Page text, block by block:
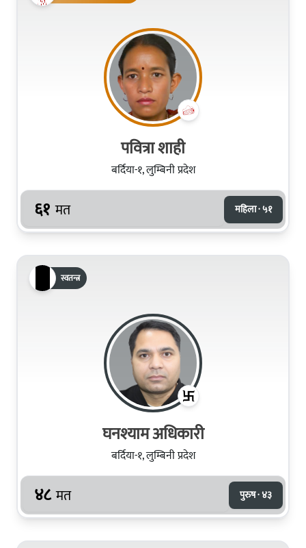
पवित्रा शाही
बर्दिया-१, लुम्बिनी प्रदेश
६१ मत महिला · ५१
स्वतन्त्र
घनश्याम अधिकारी
बर्दिया-१, लुम्बिनी प्रदेश
४८ मत पुरुष · ४३